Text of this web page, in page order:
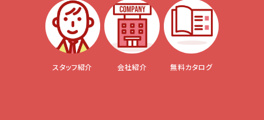
スタッフ紹介 会社紹介 無料カタログ